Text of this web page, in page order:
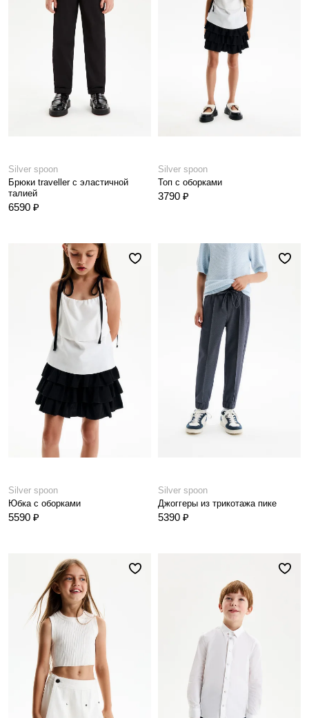
Silver spoon
Брюки traveller с эластичной
талией
6590 ₽
Silver spoon
Топ с оборками
3790 ₽
Silver spoon
Юбка с оборками
5590 ₽
Silver spoon
Джоггеры из трикотажа пике
5390 ₽